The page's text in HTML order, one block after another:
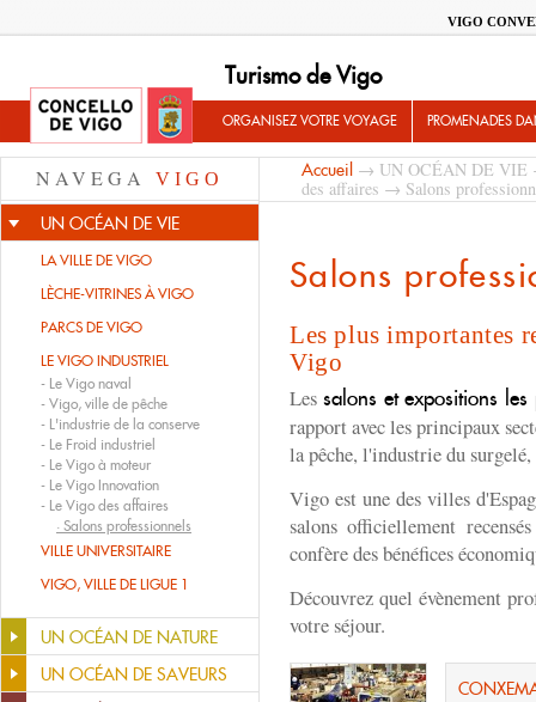
VIGO
Turismo de Vigo
ORGANISEZ VOTRE VOYAGE PROMENADES
NAVEGA VIGO
UN OCÉAN DE VIE
LA VILLE DE VIGO
LÈCHE-VITRINES À VIGO
PARCS DE VIGO
LE VIGO INDUSTRIEL
- Le Vigo naval
- Vigo, ville de pêche
- L'industrie de la conserve
- Le Froid industriel
- Le Vigo à moteur
- Le Vigo Innovation
- Le Vigo des affaires
· Salons professionnels
VILLE UNIVERSITAIRE
VIGO, VILLE DE LIGUE 1
UN OCÉAN DE NATURE
UN OCÉAN DE SAVEURS
Accueil → UN OCÉAN DE VIE
des affaires → Salons
Salons
Les plus importantes
Vigo
Les salons et expositions
rapport avec les principaux
la pêche, l'industrie du
Vigo est une des villes
salons officiellement
confère des bénéfices
Découvrez quel évènement
votre séjour.